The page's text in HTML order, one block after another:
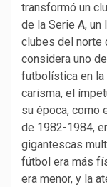
transformó un
de la Serie A, un
clubes del norte
considera uno
futbolística en la
carisma, el
su época, como
de 1982-1984,
gigantescas
fútbol era más
era menor, y la